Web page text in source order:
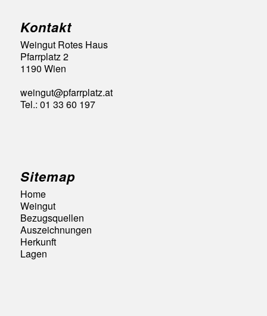
Kontakt
Weingut Rotes Haus
Pfarrplatz 2
1190 Wien
weingut@pfarrplatz.at
Tel.: 01 33 60 197
Sitemap
Home
Weingut
Bezugsquellen
Auszeichnungen
Herkunft
Lagen